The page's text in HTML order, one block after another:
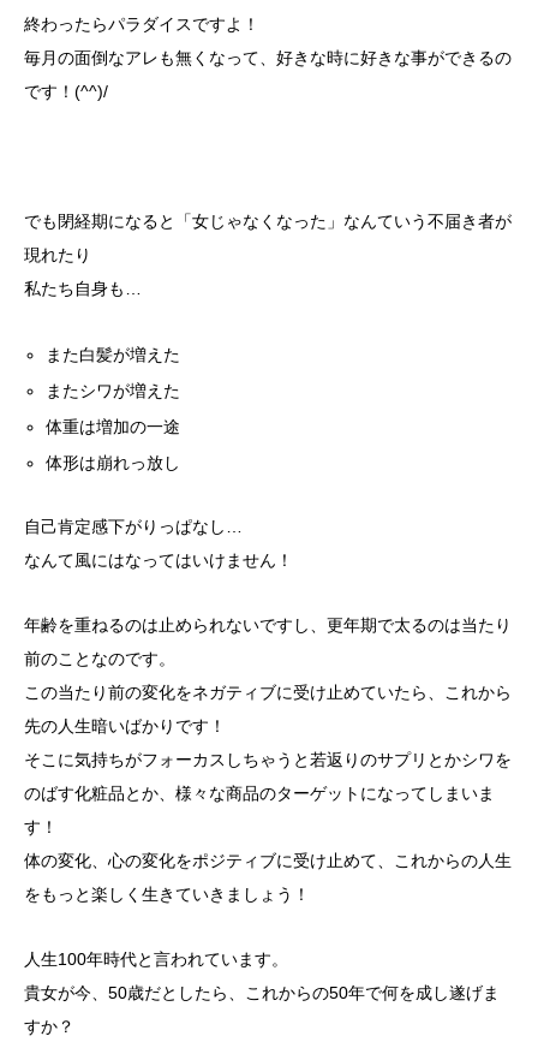
終わったらパラダイスですよ！
毎月の面倒なアレも無くなって、好きな時に好きな事ができるの
です！(^^)/
でも閉経期になると「女じゃなくなった」なんていう不届き者が
現れたり
私たち自身も…
また白髪が増えた
またシワが増えた
体重は増加の一途
体形は崩れっ放し
自己肯定感下がりっぱなし…
なんて風にはなってはいけません！
年齢を重ねるのは止められないですし、更年期で太るのは当たり
前のことなのです。
この当たり前の変化をネガティブに受け止めていたら、これから
先の人生暗いばかりです！
そこに気持ちがフォーカスしちゃうと若返りのサプリとかシワを
のばす化粧品とか、様々な商品のターゲットになってしまいま
す！
体の変化、心の変化をポジティブに受け止めて、これからの人生
をもっと楽しく生きていきましょう！
人生100年時代と言われています。
貴女が今、50歳だとしたら、これからの50年で何を成し遂げま
すか？